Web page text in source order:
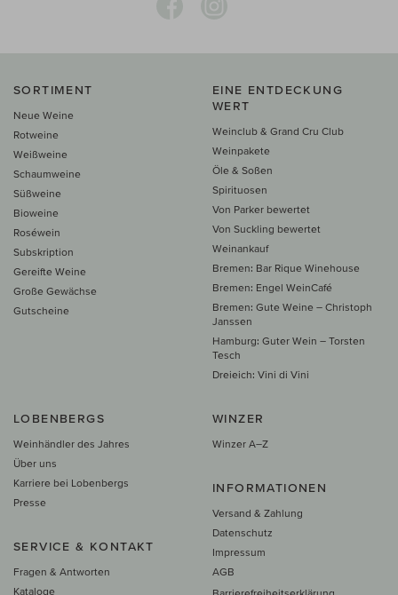
SORTIMENT
Neue Weine
Rotweine
Weißweine
Schaumweine
Süßweine
Bioweine
Roséwein
Subskription
Gereifte Weine
Große Gewächse
Gutscheine
EINE ENTDECKUNG
WERT
Weinclub & Grand Cru Club
Weinpakete
Öle & Soßen
Spirituosen
Von Parker bewertet
Von Suckling bewertet
Weinankauf
Bremen: Bar Rique Winehouse
Bremen: Engel WeinCafé
Bremen: Gute Weine – Christoph
Janssen
Hamburg: Guter Wein – Torsten
Tesch
Dreieich: Vini di Vini
LOBENBERGS
Weinhändler des Jahres
Über uns
Karriere bei Lobenbergs
Presse
SERVICE & KONTAKT
Fragen & Antworten
Kataloge
WINZER
Winzer A–Z
INFORMATIONEN
Versand & Zahlung
Datenschutz
Impressum
AGB